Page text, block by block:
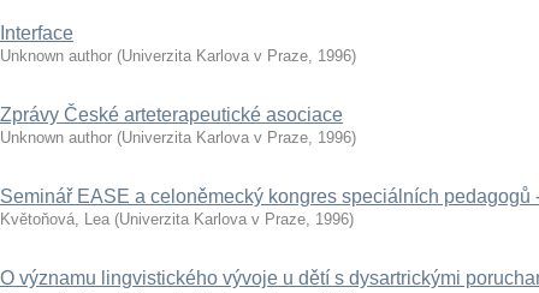
Interface
Unknown author (Univerzita Karlova v Praze, 1996)
Zprávy České arteterapeutické asociace
Unknown author (Univerzita Karlova v Praze, 1996)
Seminář EASE a celoněmecký kongres speciálních pedagogů
Květoňová, Lea (Univerzita Karlova v Praze, 1996)
O významu lingvistického vývoje u dětí s dysartrickými